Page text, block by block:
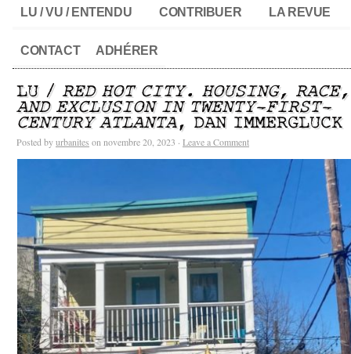
LU / VU / ENTENDU CONTRIBUER LA REVUE
CONTACT ADHÉRER
LU / RED HOT CITY. HOUSING, RACE,
AND EXCLUSION IN TWENTY-FIRST-
CENTURY ATLANTA, DAN IMMERGLUCK
Posted byurbanites on novembre 20, 2023 · Leave a Comment